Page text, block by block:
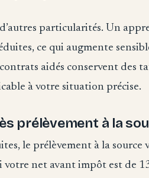
particularités. Un
ce qui augmente
aidés conservent des
à votre situation précise.
prélèvement à la
le prélèvement à la
votre net avant impôt est de